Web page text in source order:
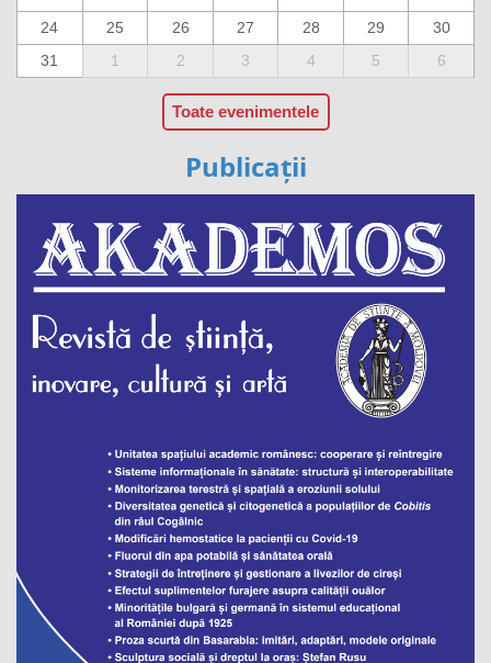
24
25 26 27 28 29
30
31
1 2 3 4 5 6
Toate evenimentele
Publicații